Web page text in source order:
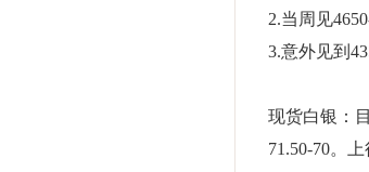
2.当周见
3.意外见到
现货白银：
71.50-70。